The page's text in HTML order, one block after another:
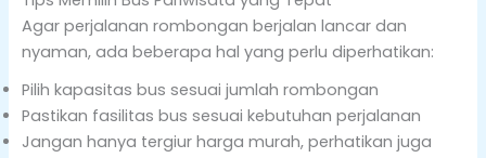
Agar perjalanan rombongan berjalan lancar dan
nyaman, ada beberapa hal yang perlu diperhatikan:
Pilih kapasitas bus sesuai jumlah rombongan
Pastikan fasilitas bus sesuai kebutuhan perjalanan
Jangan hanya tergiur harga murah, perhatikan juga